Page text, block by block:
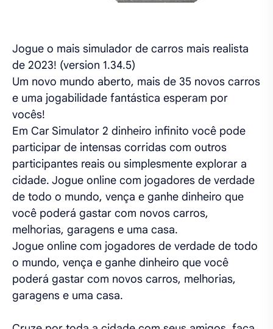
Jogue o mais simulador de carros mais realista
de 2023! (version 1.34.5)
Um novo mundo aberto, mais de 35 novos carros
e uma jogabilidade fantástica esperam por
vocês!
Em Car Simulator 2 dinheiro infinito você pode
participar de intensas corridas com outros
participantes reais ou simplesmente explorar a
cidade. Jogue online com jogadores de verdade
de todo o mundo, vença e ganhe dinheiro que
você poderá gastar com novos carros,
melhorias, garagens e uma casa.
Jogue online com jogadores de verdade de todo
o mundo, vença e ganhe dinheiro que você
poderá gastar com novos carros, melhorias,
garagens e uma casa.